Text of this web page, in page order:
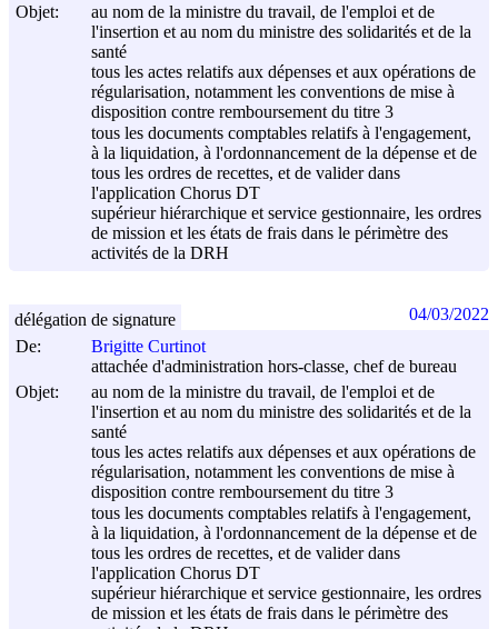
Objet:
au nom de la ministre du travail, de l'emploi et de
l'insertion et au nom du ministre des solidarités et de la
santé
tous les actes relatifs aux dépenses et aux opérations de
régularisation, notamment les conventions de mise à
disposition contre remboursement du titre 3
tous les documents comptables relatifs à l'engagement,
à la liquidation, à l'ordonnancement de la dépense et de
tous les ordres de recettes, et de valider dans
l'application Chorus DT
supérieur hiérarchique et service gestionnaire, les ordres
de mission et les états de frais dans le périmètre des
activités de la DRH
De:
Brigitte Curtinot
attachée d'administration hors-classe, chef de bureau
Objet:
au nom de la ministre du travail, de l'emploi et de
l'insertion et au nom du ministre des solidarités et de la
santé
tous les actes relatifs aux dépenses et aux opérations de
régularisation, notamment les conventions de mise à
disposition contre remboursement du titre 3
tous les documents comptables relatifs à l'engagement,
à la liquidation, à l'ordonnancement de la dépense et de
tous les ordres de recettes, et de valider dans
l'application Chorus DT
supérieur hiérarchique et service gestionnaire, les ordres
de mission et les états de frais dans le périmètre des
délégation de signature 04/03/2022